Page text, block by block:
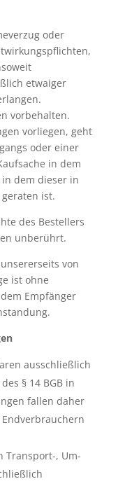
oder
etwaiger
vorbehalten.
vorliegen, geht
oder einer
in dem
dem dieser in
ist.
des Bestellers
unberührt.
von
ist ohne
Empfänger
ausschließlich
§ 14 BGB in
fallen daher
Transport-, Um-